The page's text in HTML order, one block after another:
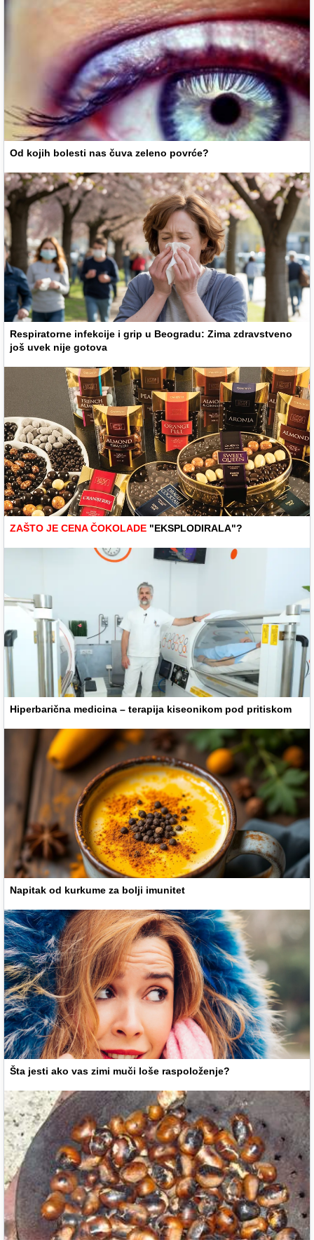
Od kojih bolesti nas čuva zeleno povrće?
Respiratorne infekcije i grip u Beogradu: Zima zdravstveno
još uvek nije gotova
ZAŠTO JE CENA ČOKOLADE "EKSPLODIRALA"?
Hiperbarična medicina – terapija kiseonikom pod pritiskom
Napitak od kurkume za bolji imunitet
Šta jesti ako vas zimi muči loše raspoloženje?